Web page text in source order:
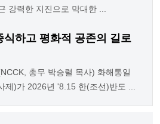
강력한 지진으로 막대한 ...
식하고 평화적 공존의 길로
총무 박승렬 목사) 화해통일
제)가 2026년 '8.15 한(조선)반도 ...